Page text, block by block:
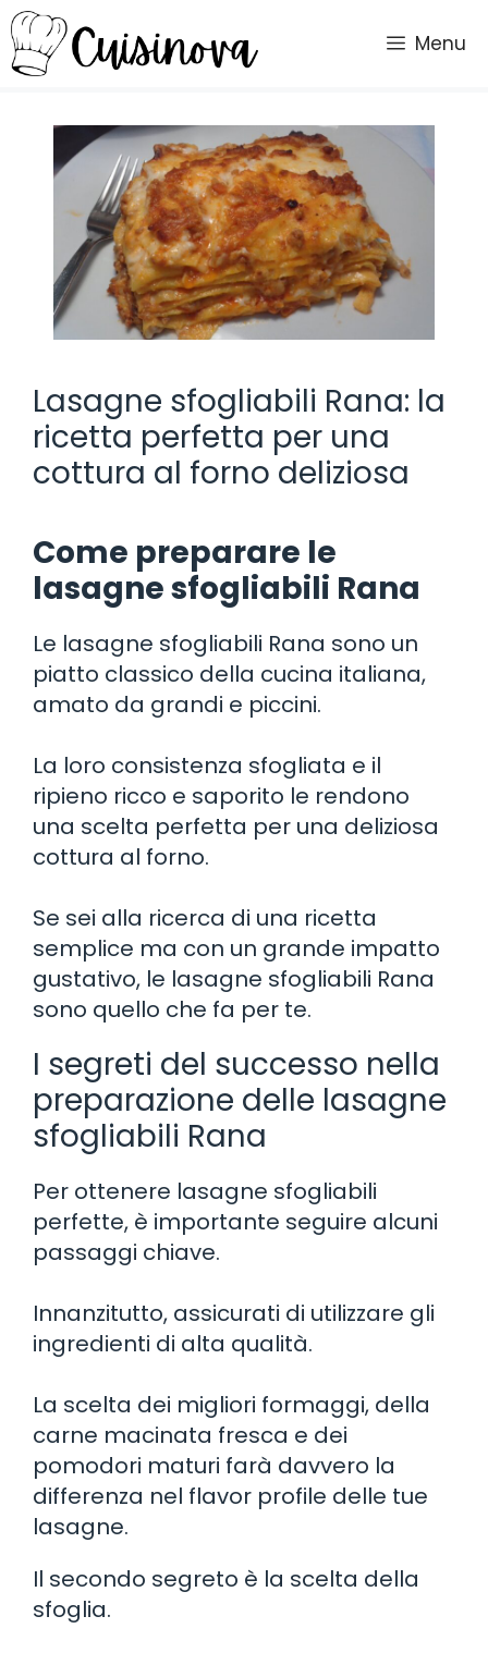
Vai
al
contenuto
Menu
Lasagne sfogliabili Rana: la
ricetta perfetta per una
cottura al forno deliziosa
Come preparare le
lasagne sfogliabili Rana
Le lasagne sfogliabili Rana sono un
piatto classico della cucina italiana,
amato da grandi e piccini.
La loro consistenza sfogliata e il
ripieno ricco e saporito le rendono
una scelta perfetta per una deliziosa
cottura al forno.
Se sei alla ricerca di una ricetta
semplice ma con un grande impatto
gustativo, le lasagne sfogliabili Rana
sono quello che fa per te.
I segreti del successo nella
preparazione delle lasagne
sfogliabili Rana
Per ottenere lasagne sfogliabili
perfette, è importante seguire alcuni
passaggi chiave.
Innanzitutto, assicurati di utilizzare gli
ingredienti di alta qualità.
La scelta dei migliori formaggi, della
carne macinata fresca e dei
pomodori maturi farà davvero la
differenza nel flavor profile delle tue
lasagne.
Il secondo segreto è la scelta della
sfoglia.